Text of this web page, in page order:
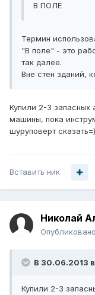
В ПОЛЕ
Термин
"В поле" - это
так далее.
Вне стен зданий,
Купили 2-3 запасных
машины, пока
шуруповерт сказать=)
Вставить ник
Николай
Опубликовано
В 30.06.2013 в
Купили 2-3